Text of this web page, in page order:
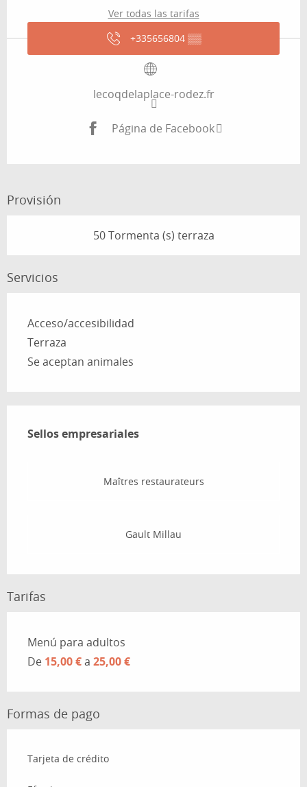
Ver todas las tarifas
+335656804 ▒▒
lecoqdelaplace-rodez.fr
Página de Facebook
Provisión
50 Tormenta (s) terraza
Servicios
Acceso/accesibilidad
Terraza
Se aceptan animales
Sellos empresariales
Sellos empresariales
Maîtres restaurateurs
Gault Millau
Tarifas
Tarifas 2026
Menú para adultos
De 15,00 €a 25,00 €
Formas de pago
Tarjeta de crédito